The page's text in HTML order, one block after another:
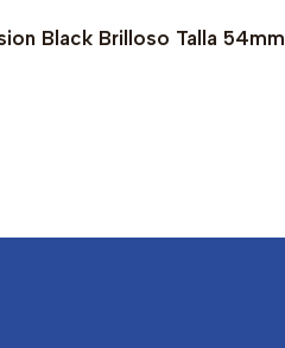
Black Brilloso Talla 54mm